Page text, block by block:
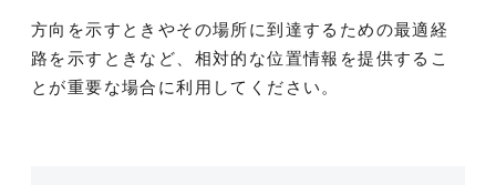
方向を示すときやその場所に到達するための最適経
路を示すときなど、相対的な位置情報を提供するこ
とが重要な場合に利用してください。